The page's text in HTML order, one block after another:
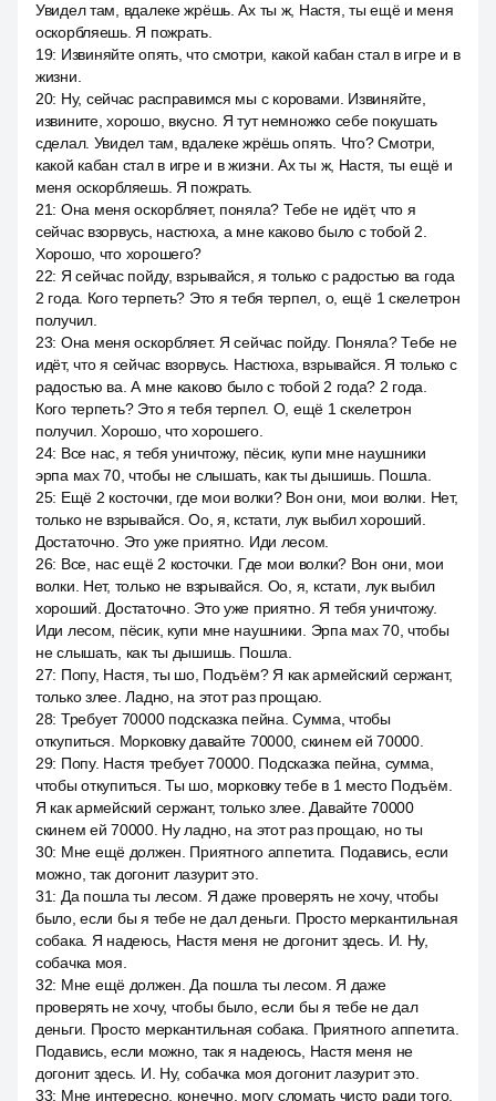
Увидел там, вдалеке жрёшь. Ах ты ж, Настя, ты ещё и меня
оскорбляешь. Я пожрать.
19: Извиняйте опять, что смотри, какой кабан стал в игре и в
жизни.
20: Ну, сейчас расправимся мы с коровами. Извиняйте,
извините, хорошо, вкусно. Я тут немножко себе покушать
сделал. Увидел там, вдалеке жрёшь опять. Что? Смотри,
какой кабан стал в игре и в жизни. Ах ты ж, Настя, ты ещё и
меня оскорбляешь. Я пожрать.
21: Она меня оскорбляет, поняла? Тебе не идёт, что я
сейчас взорвусь, настюха, а мне каково было с тобой 2.
Хорошо, что хорошего?
22: Я сейчас пойду, взрывайся, я только с радостью ва года
2 года. Кого терпеть? Это я тебя терпел, о, ещё 1 скелетрон
получил.
23: Она меня оскорбляет. Я сейчас пойду. Поняла? Тебе не
идёт, что я сейчас взорвусь. Настюха, взрывайся. Я только с
радостью ва. А мне каково было с тобой 2 года? 2 года.
Кого терпеть? Это я тебя терпел. О, ещё 1 скелетрон
получил. Хорошо, что хорошего.
24: Все нас, я тебя уничтожу, пёсик, купи мне наушники
эрпа мах 70, чтобы не слышать, как ты дышишь. Пошла.
25: Ещё 2 косточки, где мои волки? Вон они, мои волки. Нет,
только не взрывайся. Оо, я, кстати, лук выбил хороший.
Достаточно. Это уже приятно. Иди лесом.
26: Все, нас ещё 2 косточки. Где мои волки? Вон они, мои
волки. Нет, только не взрывайся. Оо, я, кстати, лук выбил
хороший. Достаточно. Это уже приятно. Я тебя уничтожу.
Иди лесом, пёсик, купи мне наушники. Эрпа мах 70, чтобы
не слышать, как ты дышишь. Пошла.
27: Попу, Настя, ты шо, Подъём? Я как армейский сержант,
только злее. Ладно, на этот раз прощаю.
28: Требует 70000 подсказка пейна. Сумма, чтобы
откупиться. Морковку давайте 70000, скинем ей 70000.
29: Попу. Настя требует 70000. Подсказка пейна, сумма,
чтобы откупиться. Ты шо, морковку тебе в 1 место Подъём.
Я как армейский сержант, только злее. Давайте 70000
скинем ей 70000. Ну ладно, на этот раз прощаю, но ты
30: Мне ещё должен. Приятного аппетита. Подавись, если
можно, так догонит лазурит это.
31: Да пошла ты лесом. Я даже проверять не хочу, чтобы
было, если бы я тебе не дал деньги. Просто меркантильная
собака. Я надеюсь, Настя меня не догонит здесь. И. Ну,
собачка моя.
32: Мне ещё должен. Да пошла ты лесом. Я даже
проверять не хочу, чтобы было, если бы я тебе не дал
деньги. Просто меркантильная собака. Приятного аппетита.
Подавись, если можно, так я надеюсь, Настя меня не
догонит здесь. И. Ну, собачка моя догонит лазурит это.
33: Мне интересно, конечно, могу сломать чисто ради того,